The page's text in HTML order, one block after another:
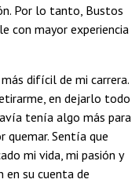
Por lo tanto, Bustos
con mayor experiencia
difícil de mi carrera.
en dejarlo todo
tenía algo más para
quemar. Sentía que
mi vida, mi pasión y
en su cuenta de